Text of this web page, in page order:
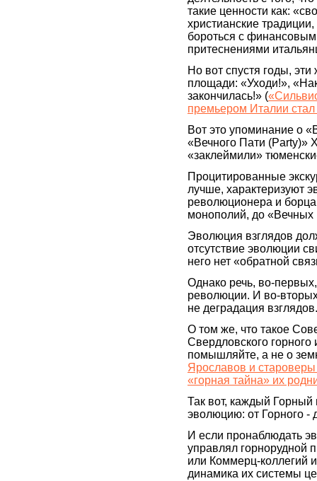
такие ценности как:
христианские
бороться с
притеснениями
Но вот спустя годы,
площади: «Уходи!»,
закончилась!» (
премьером Италии
Вот это упоминание о
«Вечного Пати (Party)»
«заклеймили»
Процитированные
лучше, характеризуют
революционера и
монополий, до «Вечных
Эволюция взглядов
отсутствие эволюции
него нет «обратной
Однако речь, во-
революции. И во-
не деградация взглядов.
О том же, что такое
Свердловского
помышляйте, а не о
Ярославов и староверы
«горная тайна» их
Так вот, каждый
эволюцию: от Горного -
И если пронаблюдать
управлял горнорудной
или Коммерц-коллегий
динамика их системы